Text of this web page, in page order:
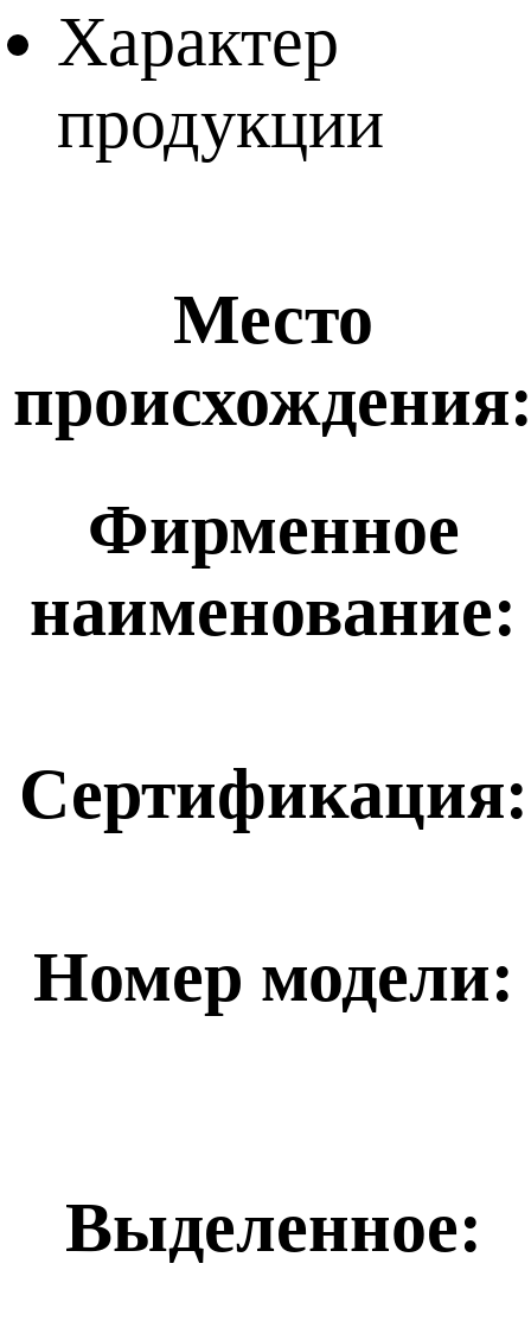
Характер
продукции
Место
Фирменное
наименование:
Сертификация:
Номер модели:
Выделенное: